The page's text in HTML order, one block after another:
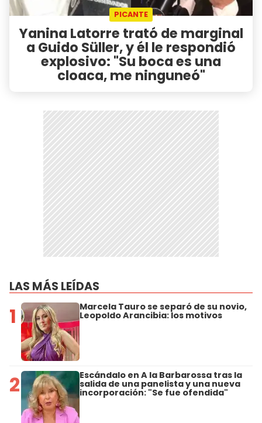
PICANTE
Yanina Latorre trató de marginal
a Guido Süller, y él le respondió
explosivo: "Su boca es una
cloaca, me ninguneó"
LAS MÁS LEÍDAS
1 Marcela Tauro se separó de su novio,
Leopoldo Arancibia: los motivos
2 Escándalo en A la Barbarossa tras la
salida de una panelista y una nueva
incorporación: "Se fue ofendida"